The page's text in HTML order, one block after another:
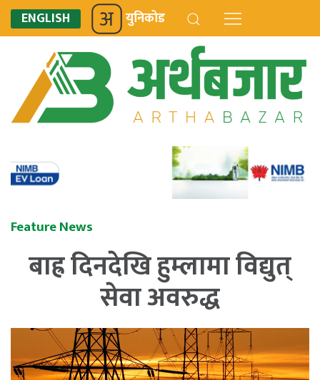
ENGLISH युनिकोड
Feature News
बाह्र दिनदेखि हुम्लामा विद्युत्
सेवा अवरुद्ध